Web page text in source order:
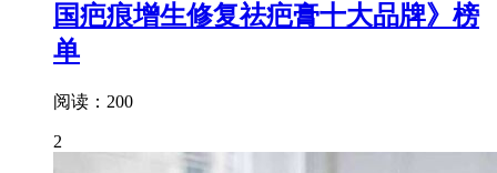
国疤痕增生修复祛疤膏十大品牌》榜
单
阅读：200
2